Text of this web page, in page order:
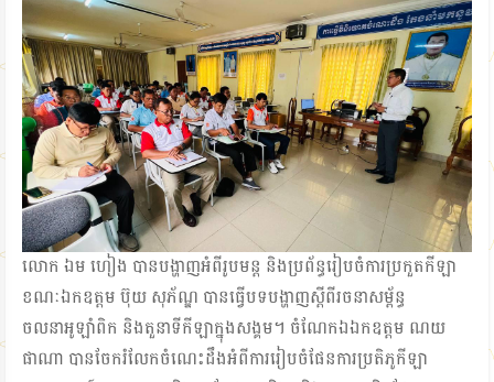
លោក ឯម ហៀង បានបង្ហាញអំពីរូបមន្ត និងប្រព័ន្ធរៀបចំការប្រកួតកីឡា
ខណៈឯកឧត្តម ប៊ុយ សុភ័ណ្ឌ បានធ្វើបទបង្ហាញស្ដីពីរចនាសម្ព័ន្ធ
ចលនាអូឡាំពិក និងតួនាទីកីឡាក្នុងសង្គម។ ចំណែកឯឯកឧត្តម ណយ
ផាណា បានចែករំលែកចំណេះដឹងអំពីការរៀបចំផែនការប្រតិភូកីឡា